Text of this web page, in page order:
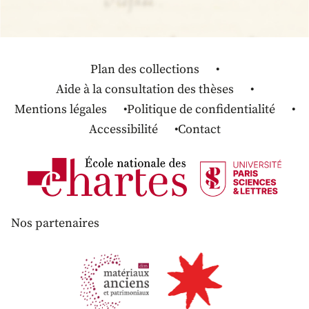
Plan des collections
Aide à la consultation des thèses
Mentions légales
Politique de confidentialité
Accessibilité
Contact
Nos partenaires